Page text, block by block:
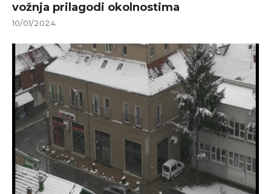
vožnja prilagodi okolnostima
10/01/2024